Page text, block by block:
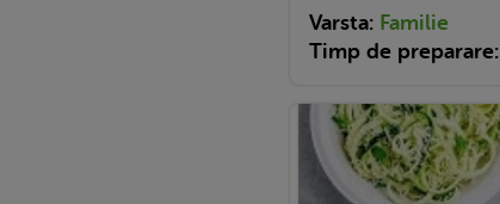
Varsta: Familie
Timp de preparare: